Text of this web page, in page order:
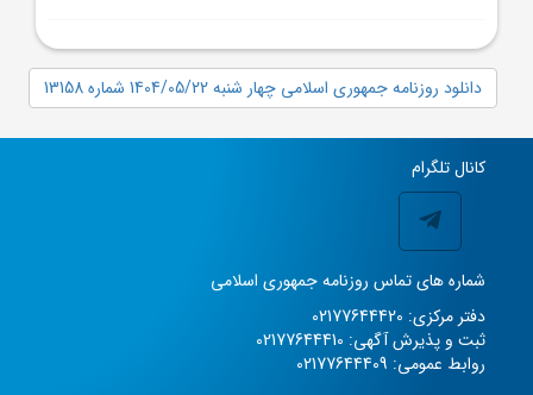
دانلود روزنامه جمهوری اسلامی چهار شنبه 1404/05/22 شماره 13158
کانال تلگرام
شماره های تماس روزنامه جمهوری اسلامی
دفتر مرکزی: 02177644420
ثبت و پذیرش آگهی: 02177644410
روابط عمومی: 02177644409